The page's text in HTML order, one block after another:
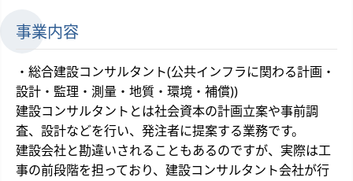
事業内容
・総合建設コンサルタント(公共インフラに関わる計画・
設計・監理・測量・地質・環境・補償))
建設コンサルタントとは社会資本の計画立案や事前調
査、設計などを行い、発注者に提案する業務です。
建設会社と勘違いされることもあるのですが、実際は工
事の前段階を担っており、建設コンサルタント会社が行